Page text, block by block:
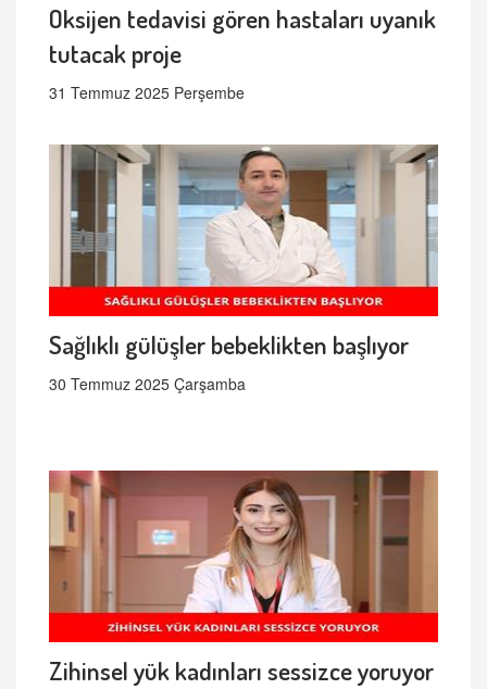
Oksijen tedavisi gören hastaları uyanık
tutacak proje
31 Temmuz 2025 Perşembe
Sağlıklı gülüşler bebeklikten başlıyor
30 Temmuz 2025 Çarşamba
Zihinsel yük kadınları sessizce yoruyor